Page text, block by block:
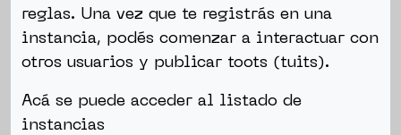
reglas. Una vez que te registrás en una
instancia, podés comenzar a interactuar con
otros usuarios y publicar toots (tuits).
Acá se puede acceder al listado de
instancias